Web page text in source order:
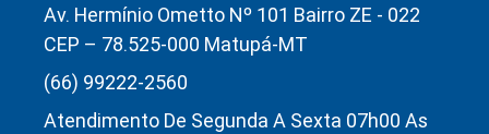
Av. Hermínio Ometto Nº 101 Bairro ZE - 022
CEP – 78.525-000 Matupá-MT
(66) 99222-2560
Atendimento De Segunda A Sexta 07h00 As